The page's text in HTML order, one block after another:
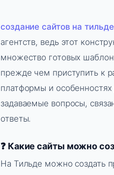
создание сайтов на тильде
агентств, ведь этот
множество готовых
прежде чем приступить к
платформы и
задаваемые вопросы,
ответы.
❓ Какие сайты можно
На Тильде можно создать